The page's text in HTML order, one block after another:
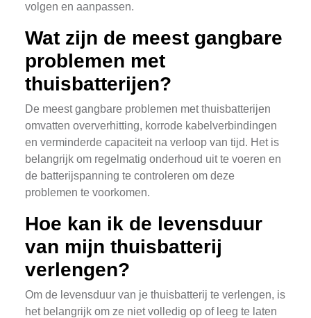
volgen en aanpassen.
Wat zijn de meest gangbare
problemen met
thuisbatterijen?
De meest gangbare problemen met thuisbatterijen
omvatten oververhitting, korrode kabelverbindingen
en verminderde capaciteit na verloop van tijd. Het is
belangrijk om regelmatig onderhoud uit te voeren en
de batterijspanning te controleren om deze
problemen te voorkomen.
Hoe kan ik de levensduur
van mijn thuisbatterij
verlengen?
Om de levensduur van je thuisbatterij te verlengen, is
het belangrijk om ze niet volledig op of leeg te laten